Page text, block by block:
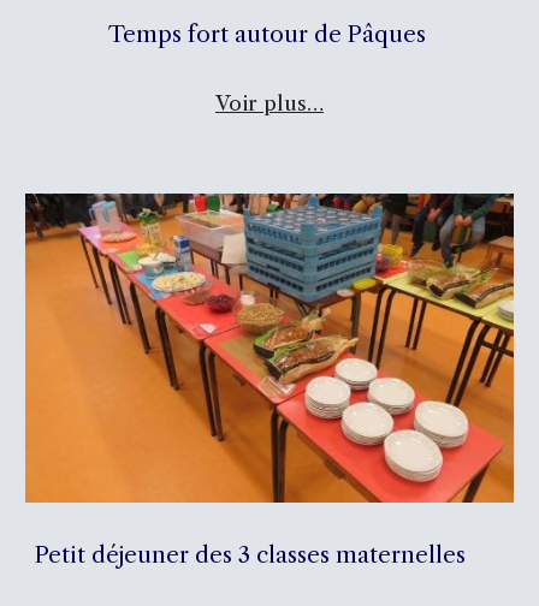
Temps fort autour de Pâques
Voir plus…
Petit déjeuner des 3 classes maternelles